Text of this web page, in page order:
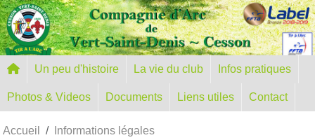
Un peu d'histoire La vie du club Infos pratiques
Photos & Videos Documents Liens utiles Contact
Accueil Informations légales
Panneau de gestion des cookies